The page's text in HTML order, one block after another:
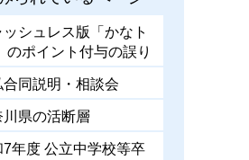
ッシュレス版「かなト
のポイント付与の誤り
合同説明・相談会
川県の活断層
7年度 公立中学校等卒